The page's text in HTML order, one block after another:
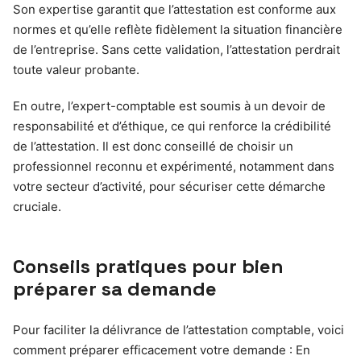
Son expertise garantit que l’attestation est conforme aux
normes et qu’elle reflète fidèlement la situation financière
de l’entreprise. Sans cette validation, l’attestation perdrait
toute valeur probante.
En outre, l’expert-comptable est soumis à un devoir de
responsabilité et d’éthique, ce qui renforce la crédibilité
de l’attestation. Il est donc conseillé de choisir un
professionnel reconnu et expérimenté, notamment dans
votre secteur d’activité, pour sécuriser cette démarche
cruciale.
Conseils pratiques pour bien
préparer sa demande
Pour faciliter la délivrance de l’attestation comptable, voici
comment préparer efficacement votre demande : En